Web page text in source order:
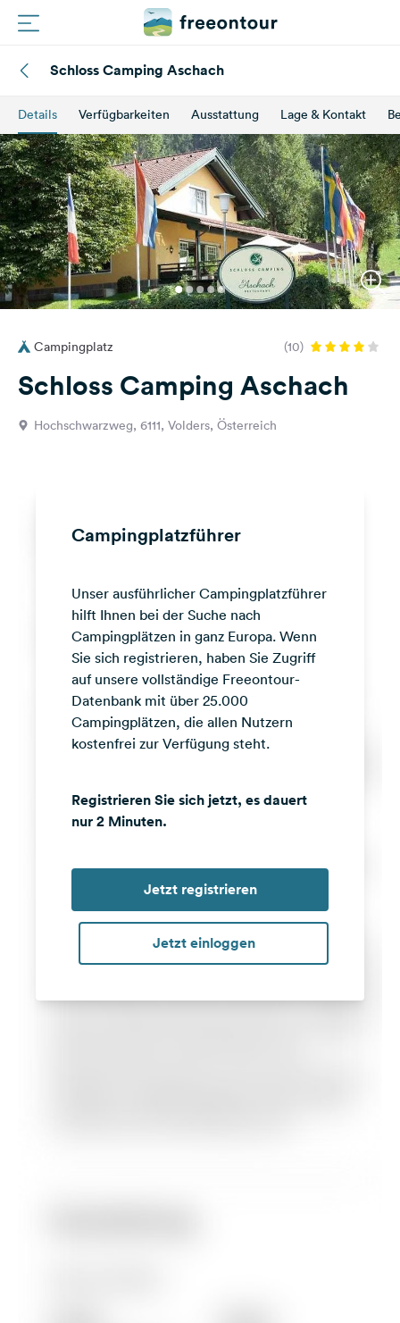
Plätze
Magazin
Partner
Registrieren
Einloggen
Fragen &
Feedback
Media
Facebook
Instagram
Schloss Camping Aschach
Details Verfügbarkeiten Ausstattung Lage & Kontakt
Campingplatz (10)
Schloss Camping Aschach
Hochschwarzweg, 6111, Volders, Österreich
Campingplatzführer
Unser ausführlicher Campingplatzführer
hilft Ihnen bei der Suche nach
Campingplätzen in ganz Europa. Wenn
Sie sich registrieren, haben Sie Zugriff
auf unsere vollständige Freeontour-
Datenbank mit über 25.000
Campingplätzen, die allen Nutzern
kostenfrei zur Verfügung steht.
Registrieren Sie sich jetzt, es dauert
nur 2 Minuten.
Jetzt registrieren
Jetzt einloggen